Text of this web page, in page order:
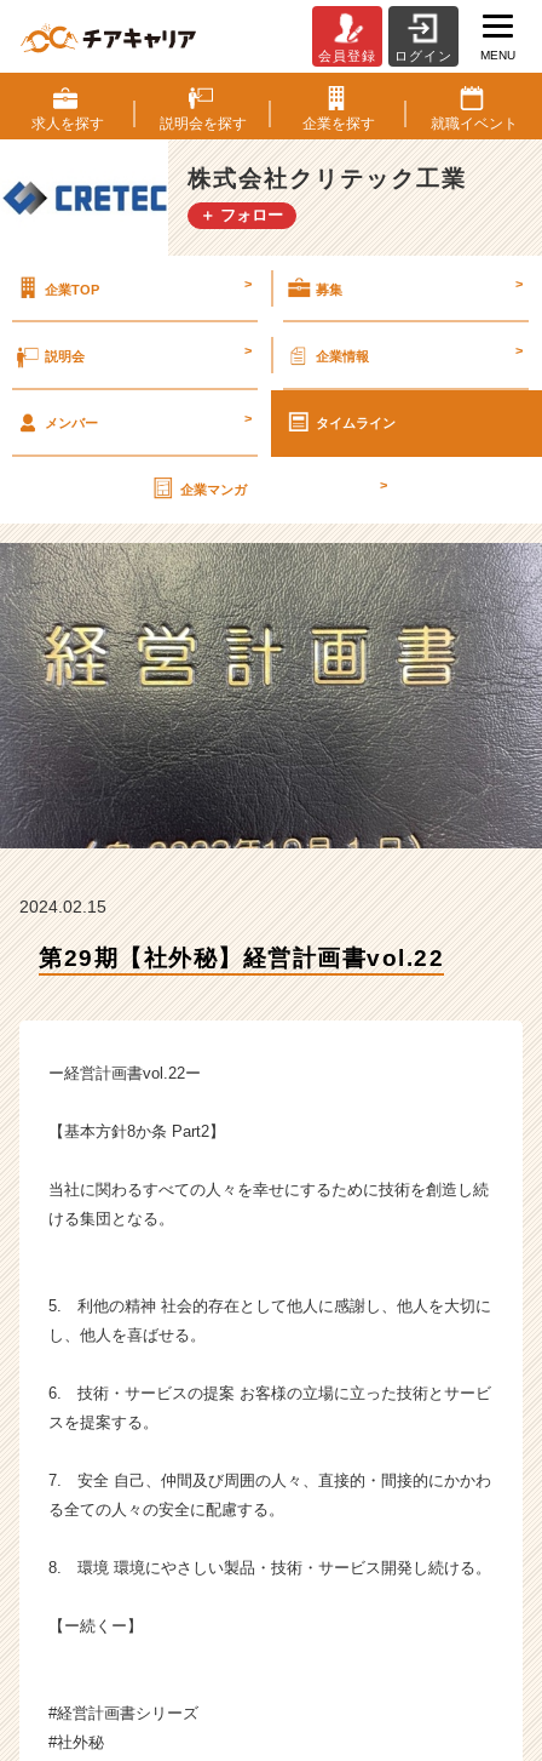
2
9
期
【社
外
秘】
画
o
【株
式
会
社
ク
リ
テ
ッ
ク
工
業
の
タ
イ
ム
|
ベ
長
業
ウ
届
サ
イ
チ
会員登録 ログイン MENU
求人を探す 説明会を探す 企業を探す 就職イベント
株式会社クリテック工業
＋ フォロー
企業TOP > 募集 >
説明会 > 企業情報 >
メンバー > タイムライン
企業マンガ >
2024.02.15
第29期【社外秘】経営計画書vol.22
ー経営計画書vol.22ー
【基本方針8か条 Part2】
当社に関わるすべての人々を幸せにするために技術を創造し続
ける集団となる。
5. 利他の精神 社会的存在として他人に感謝し、他人を大切に
し、他人を喜ばせる。
6. 技術・サービスの提案 お客様の立場に立った技術とサービ
スを提案する。
7. 安全 自己、仲間及び周囲の人々、直接的・間接的にかかわ
る全ての人々の安全に配慮する。
8. 環境 環境にやさしい製品・技術・サービス開発し続ける。
【ー続くー】
#経営計画書シリーズ
#社外秘